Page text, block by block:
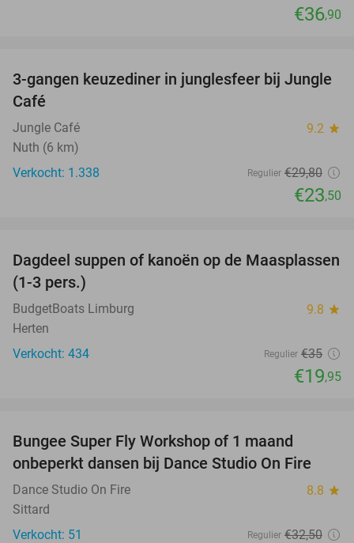
€36,90
21%
3-gangen keuzediner in junglesfeer bij Jungle
Café
Jungle Café 9.2 star
Nuth (6 km)
Verkocht: 1.338
Regulier €29,80
€23,50
43%
Dagdeel suppen of kanoën op de Maasplassen
(1-3 pers.)
BudgetBoats Limburg 9.8 star
Herten
Verkocht: 434
Regulier €35
€19,95
Bungee Super Fly Workshop of 1 maand
onbeperkt dansen bij Dance Studio On Fire
Dance Studio On Fire 8.8 star
Sittard
Verkocht: 51
Regulier €32,50